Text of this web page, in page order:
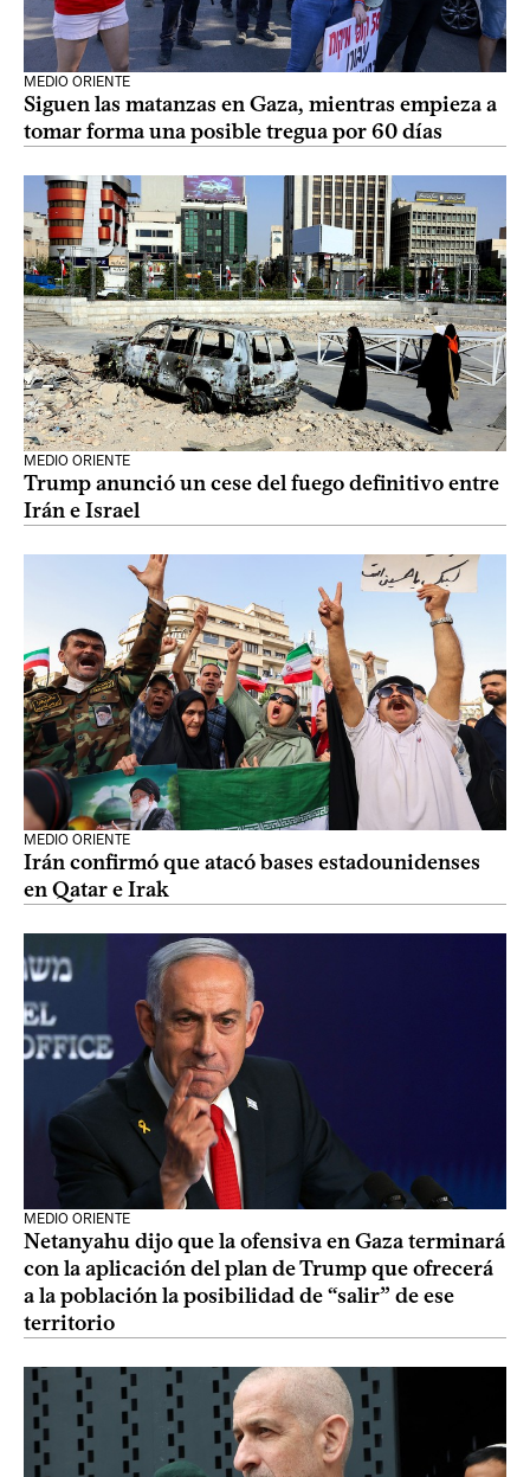
MEDIO ORIENTE
Siguen las matanzas en Gaza, mientras empieza a
tomar forma una posible tregua por 60 días
MEDIO ORIENTE
Trump anunció un cese del fuego definitivo entre
Irán e Israel
MEDIO ORIENTE
Irán confirmó que atacó bases estadounidenses
en Qatar e Irak
MEDIO ORIENTE
Netanyahu dijo que la ofensiva en Gaza terminará
con la aplicación del plan de Trump que ofrecerá
a la población la posibilidad de “salir” de ese
territorio